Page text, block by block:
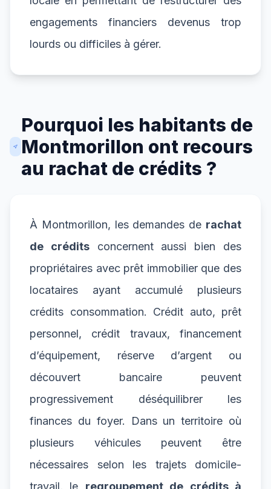
engagements financiers devenus trop
lourds ou difficiles à gérer.
Pourquoi les habitants de
Montmorillon ont recours
au rachat de crédits ?
À Montmorillon, les demandes de rachat
de créditsconcernent aussi bien des
propriétaires avec prêt immobilier que des
locataires ayant accumulé plusieurs
crédits consommation. Crédit auto, prêt
personnel, crédit travaux, financement
d’équipement, réserve d’argent ou
découvert bancaire peuvent
progressivement déséquilibrer les
finances du foyer. Dans un territoire où
plusieurs véhicules peuvent être
nécessaires selon les trajets domicile-
travail, le regroupement de crédits à